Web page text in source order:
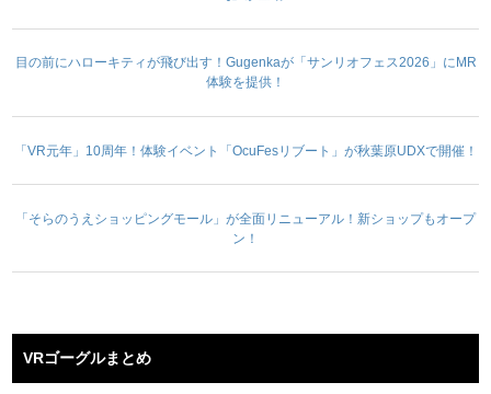
目の前にハローキティが飛び出す！Gugenkaが「サンリオフェス2026」にMR
体験を提供！
「VR元年」10周年！体験イベント「OcuFesリブート」が秋葉原UDXで開催！
「そらのうえショッピングモール」が全面リニューアル！新ショップもオープ
ン！
VRゴーグルまとめ